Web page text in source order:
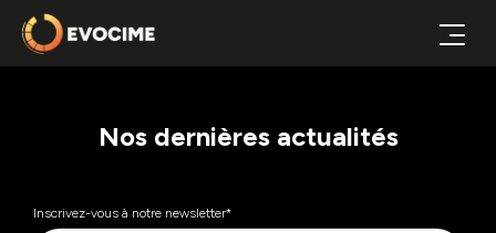
Nos dernières actualités
Inscrivez-vous à notre newsletter*